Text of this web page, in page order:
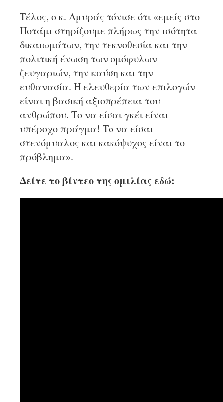
Τέλος, ο κ. Αμυράς τόνισε ότι «εμείς στο
Ποτάμι στηρίζουμε πλήρως την ισότητα
δικαιωμάτων, την τεκνοθεσία και την
πολιτική ένωση των ομόφυλων
ζευγαριών, την καύση και την
ευθανασία. Η ελευθερία των επιλογών
είναι η βασική αξιοπρέπεια του
ανθρώπου. Το να είσαι γκέι είναι
υπέροχο πράγμα! Το να είσαι
στενόμυαλος και κακόψυχος είναι το
πρόβλημα».
Δείτε το βίντεο της ομιλίας εδώ: